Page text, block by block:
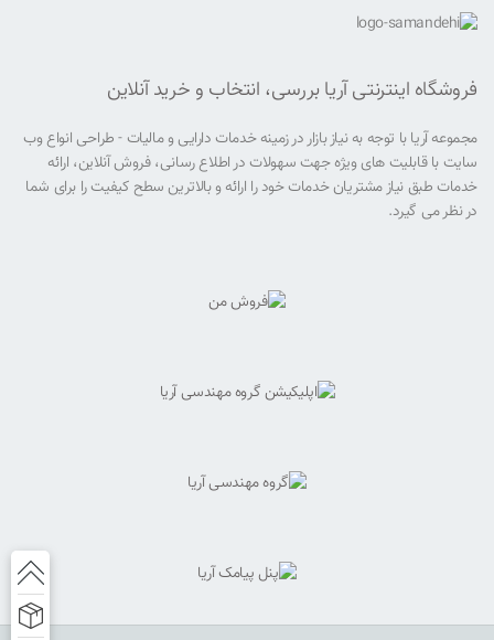
فروشگاه اینترنتی آریا بررسی، انتخاب و خرید آنلاین
مجموعه آریا با توجه به نیاز بازار در زمینه خدمات دارایی و مالیات - طراحی انواع وب
سایت با قابلیت های ویژه جهت سهولات در اطلاع رسانی، فروش آنلاین، ارائه
خدمات طبق نیاز مشتریان خدمات خود را ارائه و بالاترین سطح کیفیت را برای شما
در نظر می گیرد.